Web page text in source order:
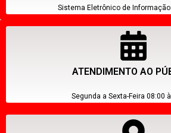
Sistema Eletrônico de
ATENDIMENTO AO
Segunda a Sexta-Feira 08:00